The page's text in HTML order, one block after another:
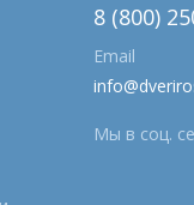
8 (800)
Email
Мы в соц.